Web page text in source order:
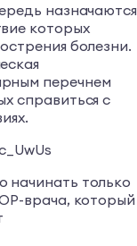
назначаются
которых
болезни.
перечнем
справиться с
начинать только
врача, который